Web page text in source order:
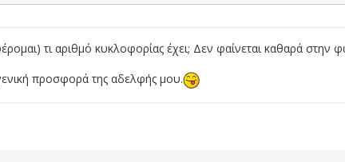
τι αριθμό κυκλοφορίας έχει; Δεν φαίνεται καθαρά στην
προσφορά της αδελφής μου.